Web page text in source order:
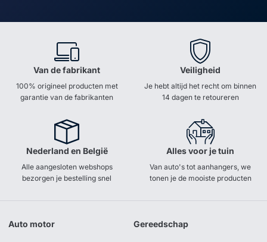
Van de fabrikant
100% origineel producten met
garantie van de fabrikanten
Veiligheid
Je hebt altijd het recht om binnen
14 dagen te retoureren
Nederland en België
Alle aangesloten webshops
bezorgen je bestelling snel
Alles voor je tuin
Van auto's tot aanhangers, we
tonen je de mooiste producten
Auto motor Gereedschap